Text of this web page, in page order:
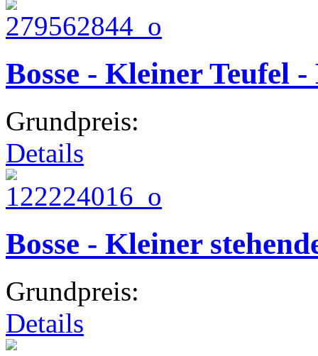
Bosse - Kleiner Teufel
Grundpreis:
Details
Bosse - Kleiner
Grundpreis:
Details